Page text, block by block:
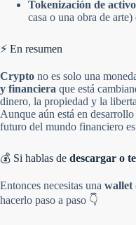
Tokenización de
casa o una obra de
⚡ En resumen
Crypto no es solo una
y financiera que está
dinero, la propiedad y la
Aunque aún está en
futuro del mundo financiero es
💰 Si hablas de descargar o
Entonces necesitas una wallet
hacerlo paso a paso 👇